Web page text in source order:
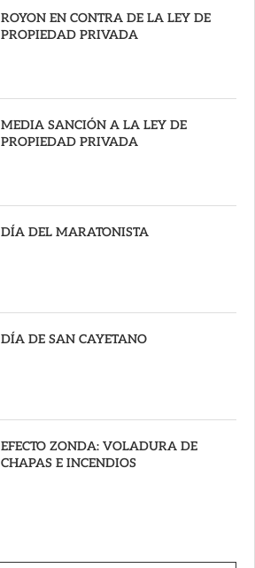
ROYON EN CONTRA DE LA LEY DE
PROPIEDAD PRIVADA
MEDIA SANCIÓN A LA LEY DE
PROPIEDAD PRIVADA
DÍA DEL MARATONISTA
DÍA DE SAN CAYETANO
EFECTO ZONDA: VOLADURA DE
CHAPAS E INCENDIOS